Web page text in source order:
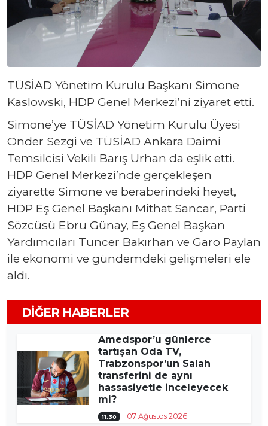
TÜSİAD Yönetim Kurulu Başkanı Simone
Kaslowski, HDP Genel Merkezi’ni ziyaret etti.
Simone’ye TÜSİAD Yönetim Kurulu Üyesi
Önder Sezgi ve TÜSİAD Ankara Daimi
Temsilcisi Vekili Barış Urhan da eşlik etti.
HDP Genel Merkezi’nde gerçekleşen
ziyarette Simone ve beraberindeki heyet,
HDP Eş Genel Başkanı Mithat Sancar, Parti
Sözcüsü Ebru Günay, Eş Genel Başkan
Yardımcıları Tuncer Bakırhan ve Garo Paylan
ile ekonomi ve gündemdeki gelişmeleri ele
aldı.
DIĞER HABERLER
Amedspor’u günlerce
tartışan Oda TV,
Trabzonspor’un Salah
transferini de aynı
hassasiyetle inceleyecek
mi?
11:30 07 Ağustos 2026